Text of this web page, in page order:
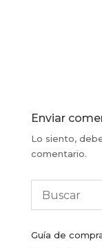
Enviar
Lo siento,
comentario.
Guía de